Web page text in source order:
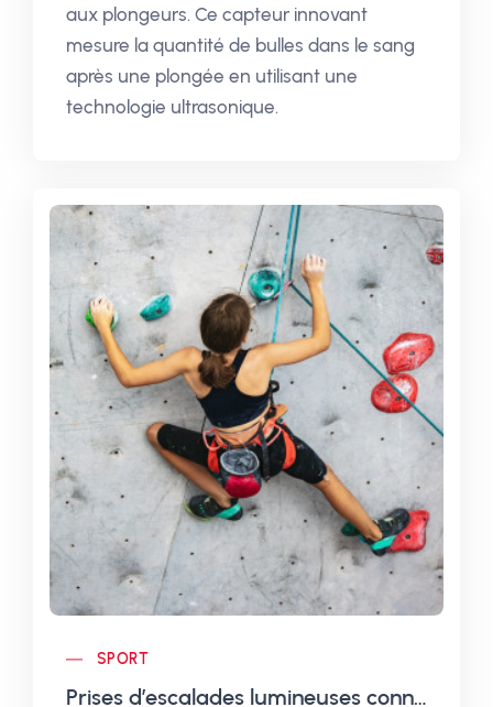
aux plongeurs. Ce capteur innovant
mesure la quantité de bulles dans le sang
après une plongée en utilisant une
technologie ultrasonique.
SPORT
Prises d’escalades lumineuses connectées